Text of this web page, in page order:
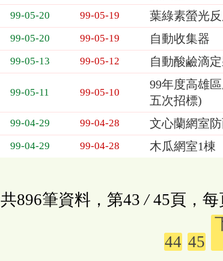
99-05-20 99-05-19 葉綠素螢光
99-05-20 99-05-19 自動收集器
99-05-13 99-05-12 自動酸鹼滴
99-05-11 99-05-10
99年度高雄
五次招標)
99-04-29 99-04-28 文心蘭網室
99-04-29 99-04-28 木瓜網室1棟
共896筆資料，第43 /45頁，每
44 45